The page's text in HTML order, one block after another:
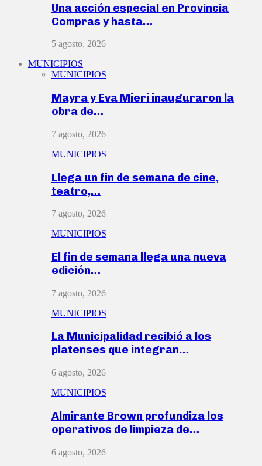
Una acción especial en Provincia
Compras y hasta…
5 agosto, 2026
MUNICIPIOS
MUNICIPIOS
Mayra y Eva Mieri inauguraron la
obra de…
7 agosto, 2026
MUNICIPIOS
Llega un fin de semana de cine,
teatro,…
7 agosto, 2026
MUNICIPIOS
El fin de semana llega una nueva
edición…
7 agosto, 2026
MUNICIPIOS
La Municipalidad recibió a los
platenses que integran…
6 agosto, 2026
MUNICIPIOS
Almirante Brown profundiza los
operativos de limpieza de…
6 agosto, 2026